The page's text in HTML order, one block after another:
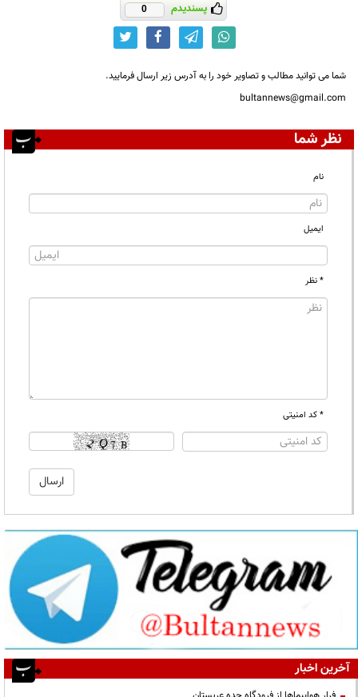
پسندیدم 0
شما می توانید مطالب و تصاویر خود را به آدرس زیر ارسال فرمایید.
bultannews@gmail.com
نظر شما
نام
ایمیل
* نظر
* کد امنیتی
آخرین اخبار